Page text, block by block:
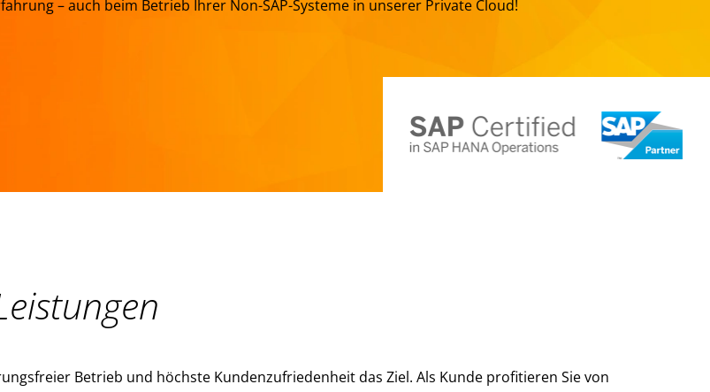
– auch beim Betrieb Ihrer Non-SAP-Systeme in unserer Private Cloud!
Betrieb und höchste Kundenzufriedenheit das Ziel. Als Kunde profitieren Sie von